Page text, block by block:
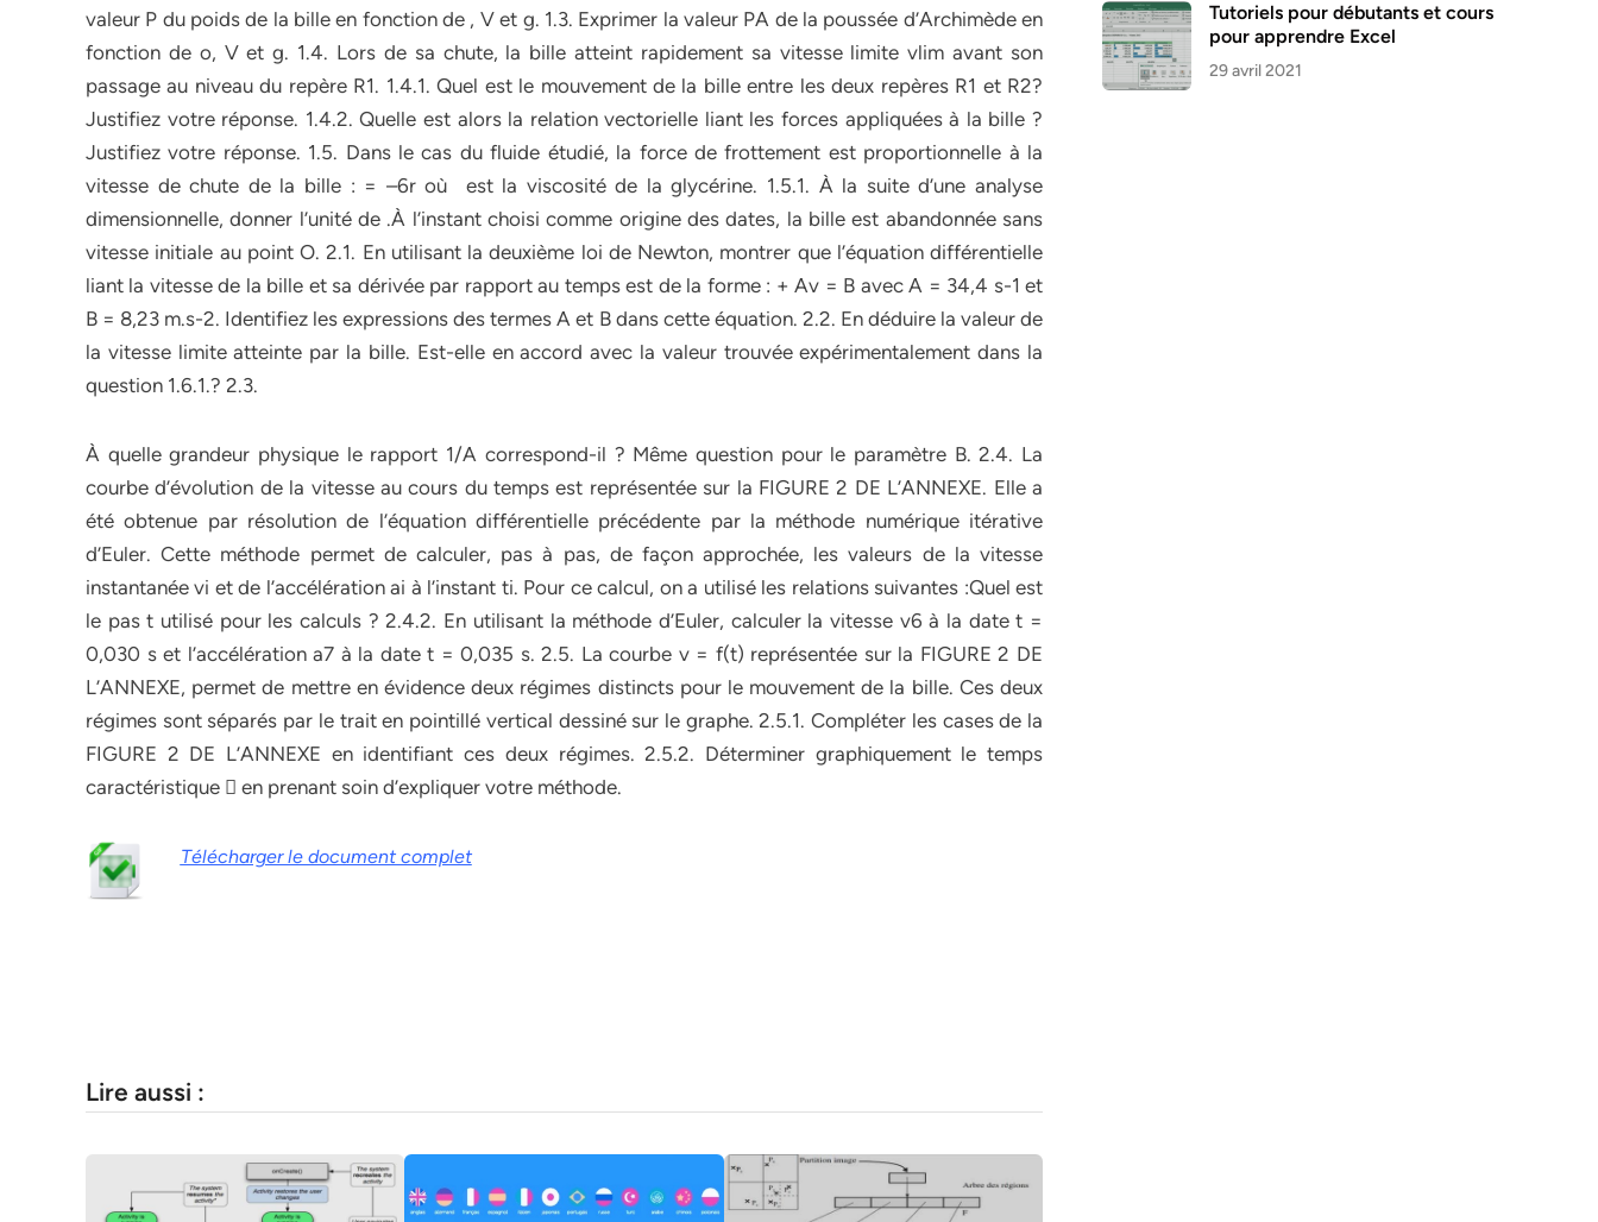
valeur P du poids de la bille en fonction de , V et g. 1.3. Exprimer la valeur PA de la poussée d’Archimède en
fonction de o, V et g. 1.4. Lors de sa chute, la bille atteint rapidement sa vitesse limite vlim avant son
passage au niveau du repère R1. 1.4.1. Quel est le mouvement de la bille entre les deux repères R1 et R2?
Justifiez votre réponse. 1.4.2. Quelle est alors la relation vectorielle liant les forces appliquées à la bille ?
Justifiez votre réponse. 1.5. Dans le cas du fluide étudié, la force de frottement est proportionnelle à la
vitesse de chute de la bille : = –6r où est la viscosité de la glycérine. 1.5.1. À la suite d’une analyse
dimensionnelle, donner l’unité de .À l’instant choisi comme origine des dates, la bille est abandonnée sans
vitesse initiale au point O. 2.1. En utilisant la deuxième loi de Newton, montrer que l’équation différentielle
liant la vitesse de la bille et sa dérivée par rapport au temps est de la forme : + Av = B avec A = 34,4 s-1 et
B = 8,23 m.s-2. Identifiez les expressions des termes A et B dans cette équation. 2.2. En déduire la valeur de
la vitesse limite atteinte par la bille. Est-elle en accord avec la valeur trouvée expérimentalement dans la
question 1.6.1.? 2.3.
À quelle grandeur physique le rapport 1/A correspond-il ? Même question pour le paramètre B. 2.4. La
courbe d’évolution de la vitesse au cours du temps est représentée sur la FIGURE 2 DE L’ANNEXE. Elle a
été obtenue par résolution de l’équation différentielle précédente par la méthode numérique itérative
d’Euler. Cette méthode permet de calculer, pas à pas, de façon approchée, les valeurs de la vitesse
instantanée vi et de l’accélération ai à l’instant ti. Pour ce calcul, on a utilisé les relations suivantes :Quel est
le pas t utilisé pour les calculs ? 2.4.2. En utilisant la méthode d’Euler, calculer la vitesse v6 à la date t =
0,030 s et l’accélération a7 à la date t = 0,035 s. 2.5. La courbe v = f(t) représentée sur la FIGURE 2 DE
L’ANNEXE, permet de mettre en évidence deux régimes distincts pour le mouvement de la bille. Ces deux
régimes sont séparés par le trait en pointillé vertical dessiné sur le graphe. 2.5.1. Compléter les cases de la
FIGURE 2 DE L’ANNEXE en identifiant ces deux régimes. 2.5.2. Déterminer graphiquement le temps
caractéristique  en prenant soin d’expliquer votre méthode.
Télécharger le document complet
Lire aussi :
Tutoriels pour débutants et cours
pour apprendre Excel
29 avril 2021